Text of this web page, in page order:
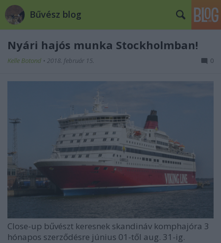
Bűvész blog
Nyári hajós munka Stockholmban!
Kelle Botond • 2018. február 15. 0
Close-up bűvészt keresnek skandináv komphajóra 3
hónapos szerződésre június 01-től aug. 31-ig.